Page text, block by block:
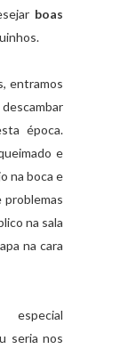
boas
entramos
época.
e
na boca e
na sala
na cara
especial
seria nos